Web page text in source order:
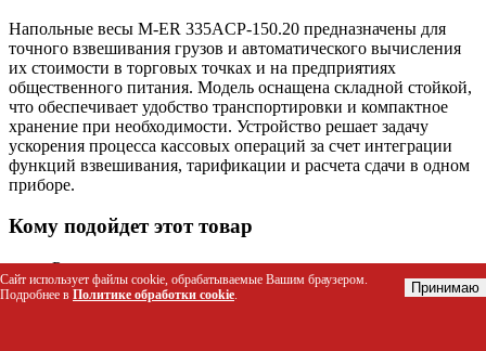
Напольные весы M-ER 335ACP-150.20 предназначены для
точного взвешивания грузов и автоматического вычисления
их стоимости в торговых точках и на предприятиях
общественного питания. Модель оснащена складной стойкой,
что обеспечивает удобство транспортировки и компактное
хранение при необходимости. Устройство решает задачу
ускорения процесса кассовых операций за счет интеграции
функций взвешивания, тарификации и расчета сдачи в одном
приборе.
Кому подойдет этот товар
Розничные магазины продуктов питания и
хозяйственных товаров
Супермаркеты и гипермаркеты с высокой
Сайт использует файлы cookie, обрабатываемые Вашим браузером.
Подробнее в Политике обработки cookie. Принимаю